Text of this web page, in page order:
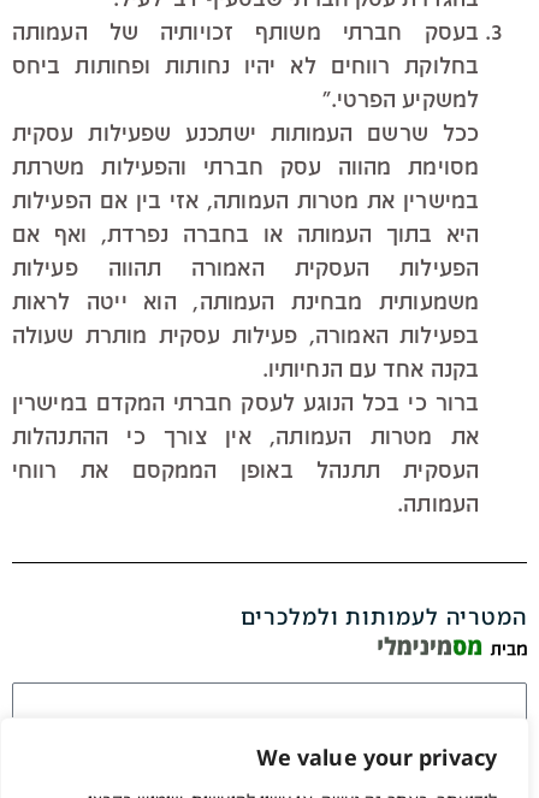
We value your privacy
בעסק חברתי משותף זכויותיה של העמותה
בחלוקת רווחים לא יהיו נחותות ופחותות ביחס
למשקיע הפרטי."
ככל שרשם העמותות ישתכנע שפעילות עסקית
מסוימת מהווה עסק חברתי והפעילות משרתת
במישרין את מטרות העמותה, אזי בין אם הפעילות
היא בתוך העמותה או בחברה נפרדת, ואף אם
הפעילות העסקית האמורה תהווה פעילות
משמעותית מבחינת העמותה, הוא ייטה לראות
בפעילות האמורה, פעילות עסקית מותרת שעולה
בקנה אחד עם הנחיותיו.
ברור כי בכל הנוגע לעסק חברתי המקדם במישרין
את מטרות העמותה, אין צורך כי ההתנהלות
העסקית תתנהל באופן הממקסם את רווחי
העמותה.
המטריה לעמותות ולמלכרים